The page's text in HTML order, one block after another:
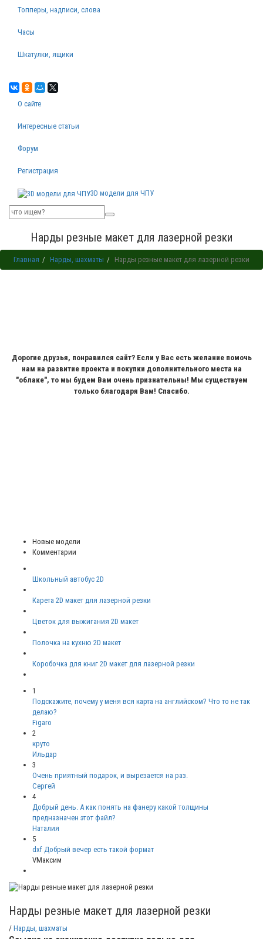
Топперы, надписи, слова
Часы
Шкатулки, ящики
О сайте
Интересные статьи
Форум
Регистрация
3D модели для ЧПУ
Нарды резные макет для лазерной резки
Главная Нарды, шахматы Нарды резные макет для лазерной резки
Дорогие друзья, понравился сайт? Если у Вас есть желание помочь
нам на развитие проекта и покупки дополнительного места на
"облаке", то мы будем Вам очень признательны! Мы существуем
только благодаря Вам! Спасибо.
Новые модели
Комментарии
Школьный автобус 2D
Карета 2D макет для лазерной резки
Цветок для выжигания 2D макет
Полочка на кухню 2D макет
Коробочка для книг 2D макет для лазерной резки
1
Подскажите, почему у меня вся карта на английском? Что то не так
делаю?
Figaro
2
круто
Ильдар
3
Очень приятный подарок, и вырезается на раз.
Сергей
4
Добрый день. А как понять на фанеру какой толщины
предназначен этот файл?
Наталия
5
dxf Добрый вечер есть такой формат
VМаксим
Нарды резные макет для лазерной резки
/ Нарды, шахматы